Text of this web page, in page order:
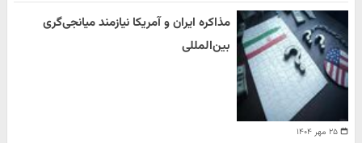
۲۵ مهر ۱۴۰۴
مذاکره ایران و آمریکا نیازمند میانجی‌گری
بین‌المللی